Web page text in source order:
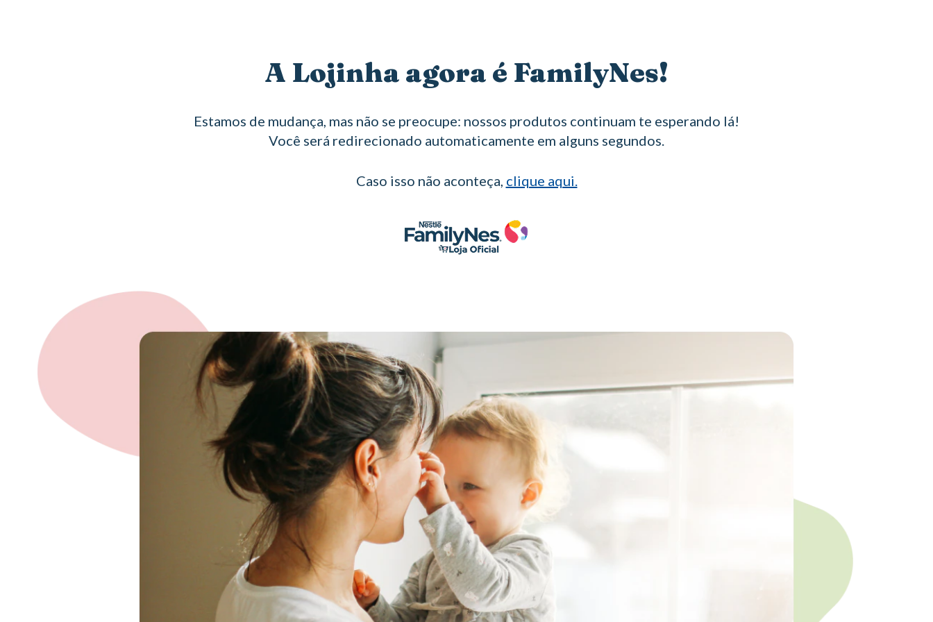
A Lojinha agora é FamilyNes!
Estamos de mudança, mas não se preocupe: nossos produtos continuam te esperando lá!
Você será redirecionado automaticamente em alguns segundos.
Caso isso não aconteça, clique aqui.